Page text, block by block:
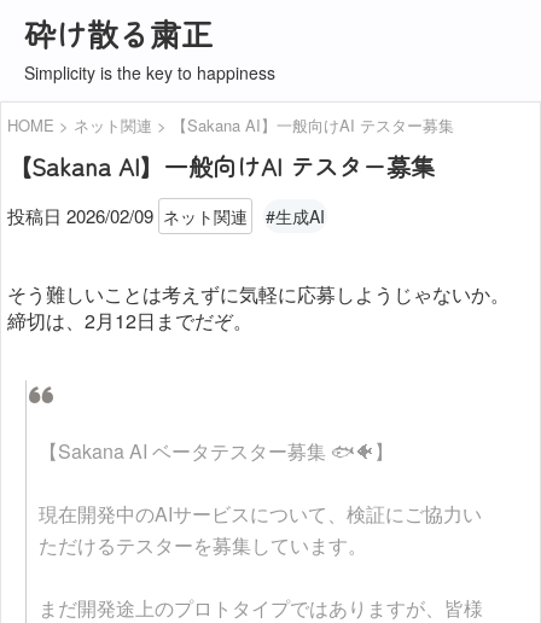
砕け散る粛正
Simplicity is the key to happiness
HOME ネット関連 【Sakana AI】一般向けAI テスター募集
【Sakana AI】一般向けAI テスター募集
投稿日 2026/02/09 ネット関連 #生成AI
そう難しいことは考えずに気軽に応募しようじゃないか。
締切は、2月12日までだぞ。
【Sakana AI ベータテスター募集 🐟🐠】
現在開発中のAIサービスについて、検証にご協力い
ただけるテスターを募集しています。
まだ開発途上のプロトタイプではありますが、皆様